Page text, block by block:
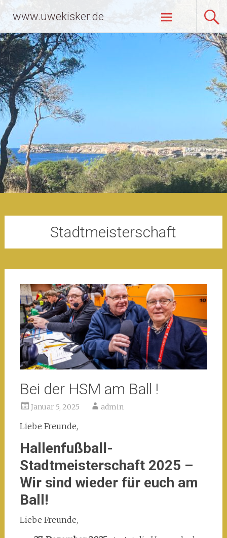
Inhalt
springen
www.uwekisker.de
Stadtmeisterschaft
Bei der HSM am Ball !
Januar 5, 2025 admin
Liebe Freunde,
Hallenfußball-
Stadtmeisterschaft 2025 –
Wir sind wieder für euch am
Ball!
Liebe Freunde,